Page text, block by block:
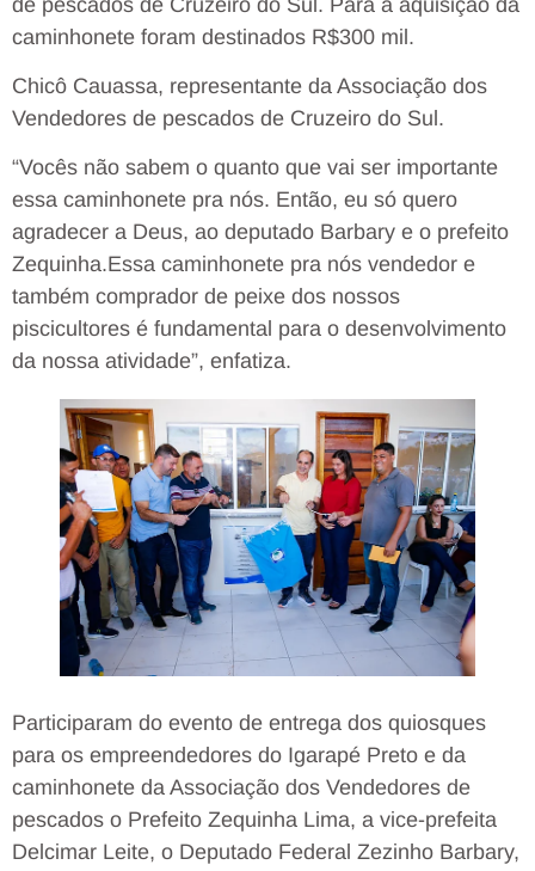
caminhonete foram destinados R$300 mil.
Chicô Cauassa, representante da Associação dos
Vendedores de pescados de Cruzeiro do Sul.
“Vocês não sabem o quanto que vai ser importante
essa caminhonete pra nós. Então, eu só quero
agradecer a Deus, ao deputado Barbary e o prefeito
Zequinha.Essa caminhonete pra nós vendedor e
também comprador de peixe dos nossos
piscicultores é fundamental para o desenvolvimento
da nossa atividade”, enfatiza.
Participaram do evento de entrega dos quiosques
para os empreendedores do Igarapé Preto e da
caminhonete da Associação dos Vendedores de
pescados o Prefeito Zequinha Lima, a vice-prefeita
Delcimar Leite, o Deputado Federal Zezinho Barbary,